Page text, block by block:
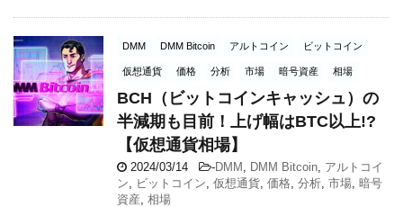
DMM DMM Bitcoin アルトコイン ビットコイン
仮想通貨 価格 分析 市場 暗号資産 相場
BCH（ビットコインキャッシュ）の
半減期も目前！上げ幅はBTC以上!?
【仮想通貨相場】
2024/03/14 -DMM DMM Bitcoin アルトコイ
ン
ビットコイン 仮想通貨 価格 分析 市場 暗号
資産 相場